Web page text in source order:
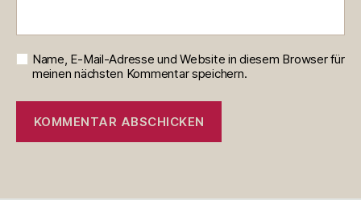
Name, E-Mail-Adresse und Website in diesem Browser für
meinen nächsten Kommentar speichern.